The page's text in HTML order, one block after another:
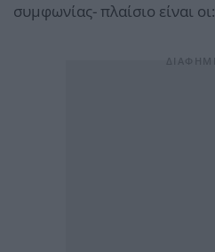
συμφωνίας- πλαίσιο είναι οι: